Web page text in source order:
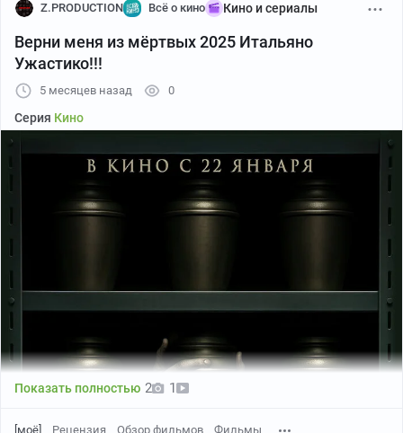
Z.PRODUCTION Всё о кино Кино и сериалы
Верни меня из мёртвых 2025 Итальяно
Ужастико!!!
5 месяцев назад 0
Серия Кино
Показать полностью 2 1
[моё] Рецензия Обзор фильмов Фильмы